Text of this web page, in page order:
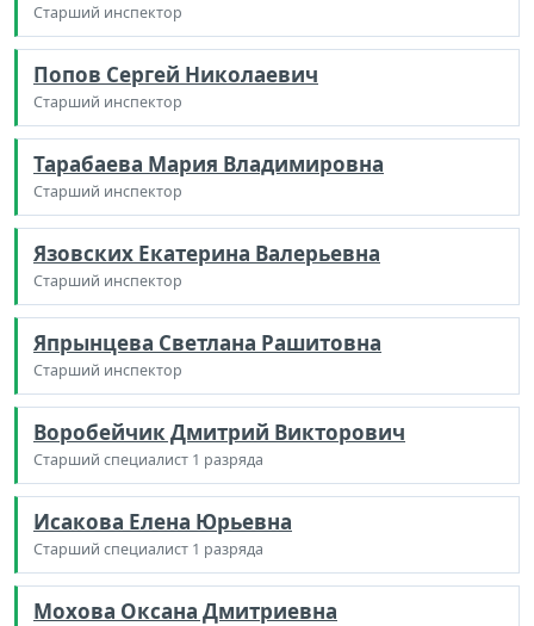
Старший инспектор
Попов Сергей Николаевич
Старший инспектор
Тарабаева Мария Владимировна
Старший инспектор
Язовских Екатерина Валерьевна
Старший инспектор
Япрынцева Светлана Рашитовна
Старший инспектор
Воробейчик Дмитрий Викторович
Старший специалист 1 разряда
Исакова Елена Юрьевна
Старший специалист 1 разряда
Мохова Оксана Дмитриевна